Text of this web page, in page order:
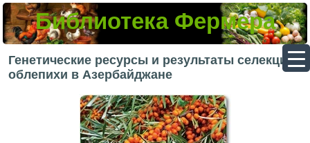
Библиотека Фермера
Генетические ресурсы и результаты селекции
облепихи в Азербайджане